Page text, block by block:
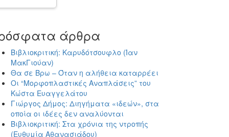
άρθρα
Βιβλιοκριτική: Καρυδότσουφλο (Ίαν
ΜακΓιούαν)
Θα σε Βρω – Όταν η αλήθεια καταρρέει
Οι “Μορφοπλαστικές Αναπλάσεις” του
Κώστα Ευαγγελάτου
Γιώργος Δήμος: Διηγήματα «ιδεών», στα
οποία οι ιδέες δεν αναλύονται
Βιβλιοκριτική: Στα χρόνια της ντροπής
(Ευθυμία Αθανασιάδου)